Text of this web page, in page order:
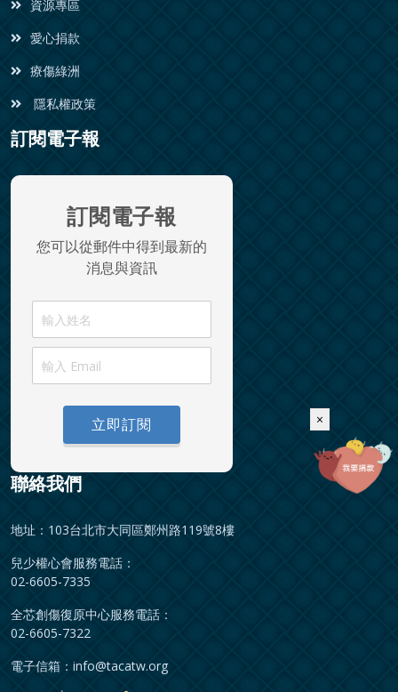
×
資源專區
愛心捐款
療傷綠洲
隱私權政策
訂閱電子報
訂閱電子報
您可以從郵件中得到最新的
消息與資訊
立即訂閱
聯絡我們
地址：103台北市大同區鄭州路119號8樓
兒少權心會服務電話：
02-6605-7335
全芯創傷復原中心服務電話：
02-6605-7322
電子信箱： info@tacatw.org